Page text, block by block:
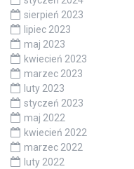
sierpień 2023
lipiec 2023
maj 2023
kwiecień 2023
marzec 2023
luty 2023
styczeń 2023
maj 2022
kwiecień 2022
marzec 2022
luty 2022